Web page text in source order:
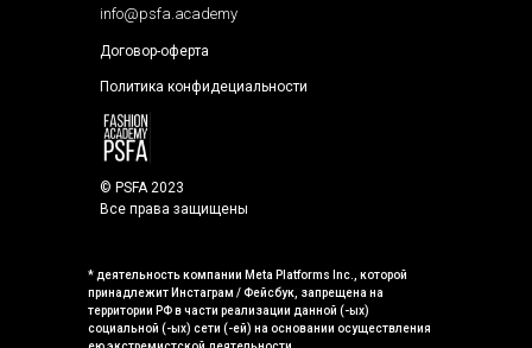
Политика конфидециальности
Договор-оферта
info@psfa.academy
© PSFA 2023
Все права защищены
* деятельность компании Meta Platforms Inc., которой
принадлежит Инстаграм / Фейсбук, запрещена на
территории РФ в части реализации данной (-ых)
социальной (-ых) сети (-ей) на основании осуществления